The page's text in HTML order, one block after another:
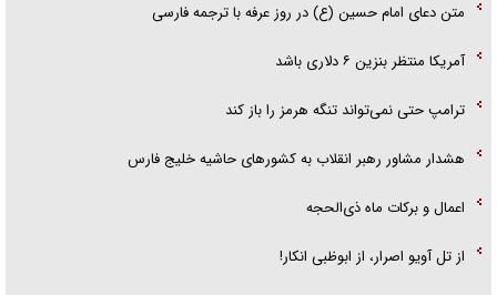
متن دعای امام حسین (ع) در روز عرفه با ترجمه فارسی
آمریکا منتظر بنزین ۶ دلاری باشد
ترامپ حتی نمی‌تواند تنگه هرمز را باز کند
هشدار مشاور رهبر انقلاب به کشور‌های حاشیه خلیج فارس
اعمال و برکات ماه ذی‌الحجه
از تل آویو اصرار، از ابوظبی انکار!